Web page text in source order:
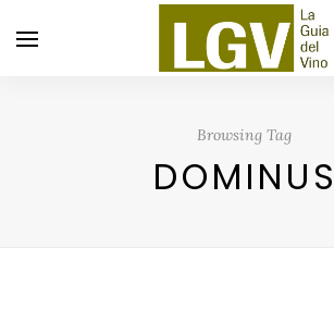
Browsing Tag
DOMINUS